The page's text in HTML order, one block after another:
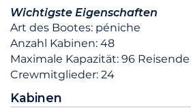
Wichtigste Eigenschaften
Art des Bootes: péniche
Anzahl Kabinen: 48
Maximale Kapazität: 96 Reisende
Crewmitglieder: 24
Kabinen